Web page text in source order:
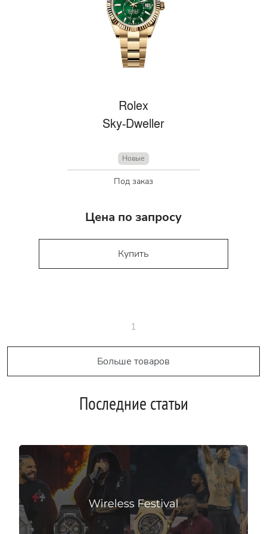
Rolex
Sky-Dweller
Новые
Под заказ
Цена по запросу
Купить
1
Больше товаров
Последние статьи